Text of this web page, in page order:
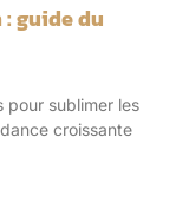
guide du
pour sublimer les
croissante